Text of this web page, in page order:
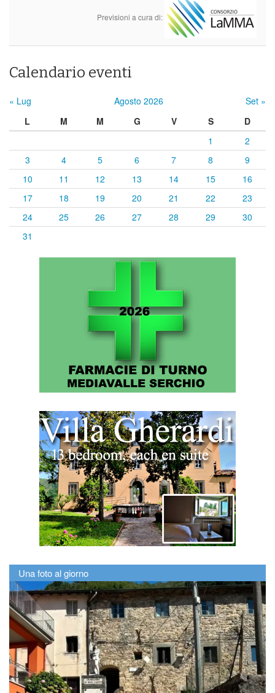
Previsioni a cura di:
Calendario eventi
« Lug Agosto 2026
Set »
L
M M G V S
D
1
2
3
4 5 6 7 8
9
10
11 12 13 14 15
16
17
18 19 20 21 22
23
24
25 26 27 28 29
30
31
Una foto al giorno